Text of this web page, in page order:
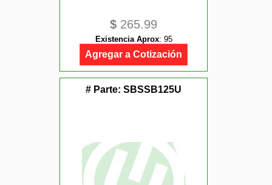
$ 265.99
Existencia Aprox: 95
Agregar a Cotización
# Parte: SBSSB125U